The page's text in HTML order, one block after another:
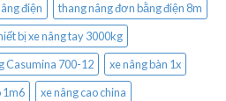
điện
thang nâng đơn bằng điện 8m
bị xe nâng tay 3000kg
Casumina 700-12
xe nâng bàn 1x
1m6
xe nâng cao china